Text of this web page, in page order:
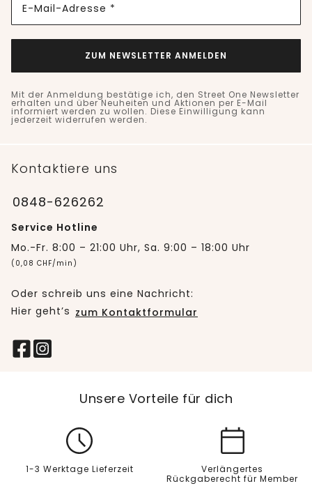
E-Mail-Adresse *
ZUM NEWSLETTER ANMELDEN
Mit der Anmeldung bestätige ich, den Street One Newsletter
erhalten und über Neuheiten und Aktionen per E-Mail
informiert werden zu wollen. Diese Einwilligung kann
jederzeit widerrufen werden.
Kontaktiere uns
0848-626262
Service Hotline
Mo.-Fr. 8:00 – 21:00 Uhr, Sa. 9:00 – 18:00 Uhr
(0,08 CHF/min)
Oder schreib uns eine Nachricht:
Hier geht’s zum Kontaktformular
Unsere Vorteile für dich
1-3 Werktage Lieferzeit
Verlängertes
Rückgaberecht für Member